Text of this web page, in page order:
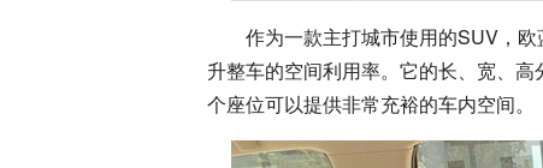
作为一款主打城市使用的SUV，
升整车的空间利用率。它的长、宽、
个座位可以提供非常充裕的车内空间。